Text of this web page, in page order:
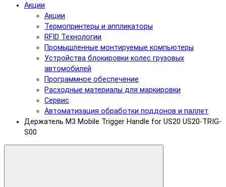
Акции
Акции
Термопринтеры и аппликаторы
RFID Технологии
Промышленные монтируемые компьютеры
Устройства блокировки колес грузовых
автомобилей
Программное обеспечение
Расходные материалы для маркировки
Сервис
Автоматизация обработки поддонов и паллет
Держатель M3 Mobile Trigger Handle for US20 US20-TRIG-
S00